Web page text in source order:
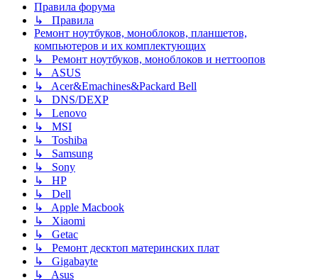
Правила форума
↳ Правила
Ремонт ноутбуков, моноблоков, планшетов,
компьютеров и их комплектующих
↳ Ремонт ноутбуков, моноблоков и неттоопов
↳ ASUS
↳ Acer&Emachines&Packard Bell
↳ DNS/DEXP
↳ Lenovo
↳ MSI
↳ Toshiba
↳ Samsung
↳ Sony
↳ HP
↳ Dell
↳ Apple Macbook
↳ Xiaomi
↳ Getac
↳ Ремонт десктоп материнских плат
↳ Gigabayte
↳ Asus